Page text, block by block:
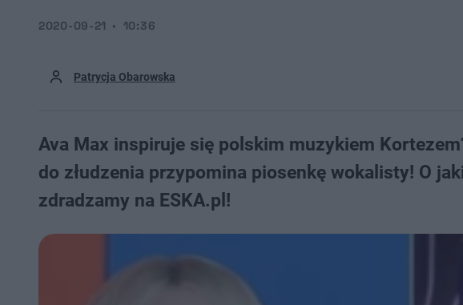
Patrycja Obarowska
2020-09-21 10:36
Ava Max inspiruje się polskim muzykiem
do złudzenia przypomina piosenkę wokalisty! O
zdradzamy na ESKA.pl!